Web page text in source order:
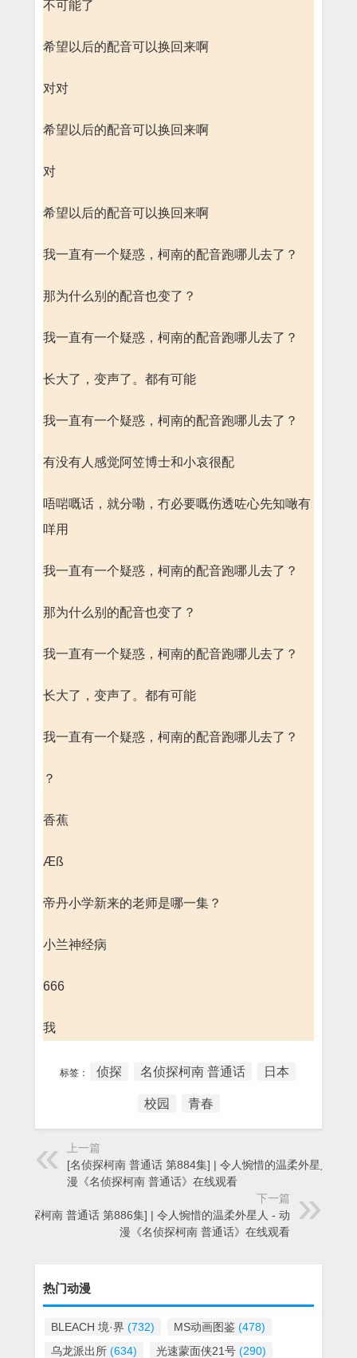
不可能了
希望以后的配音可以换回来啊
对对
希望以后的配音可以换回来啊
对
希望以后的配音可以换回来啊
我一直有一个疑惑，柯南的配音跑哪儿去了？
那为什么别的配音也变了？
我一直有一个疑惑，柯南的配音跑哪儿去了？
长大了，变声了。都有可能
我一直有一个疑惑，柯南的配音跑哪儿去了？
有没有人感觉阿笠博士和小哀很配
唔啱嘅话，就分嘞，冇必要嘅伤透咗心先知噉有
咩用
我一直有一个疑惑，柯南的配音跑哪儿去了？
那为什么别的配音也变了？
我一直有一个疑惑，柯南的配音跑哪儿去了？
长大了，变声了。都有可能
我一直有一个疑惑，柯南的配音跑哪儿去了？
？
香蕉
Æß
帝丹小学新来的老师是哪一集？
小兰神经病
666
我
标签： 侦探 名侦探柯南 普通话 日本
校园 青春
上一篇
[名侦探柯南 普通话 第884集] | 令人惋惜的温柔外星人 - 动
漫《名侦探柯南 普通话》在线观看
下一篇
[名侦探柯南 普通话 第886集] | 令人惋惜的温柔外星人 - 动
漫《名侦探柯南 普通话》在线观看
热门动漫
BLEACH 境·界 (732) MS动画图鉴 (478)
乌龙派出所 (634) 光速蒙面侠21号 (290)